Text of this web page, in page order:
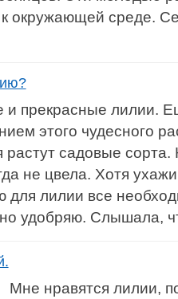
окружающей среде.
прекрасные лилии.
этого чудесного
растут садовые
не цвела. Хотя
для лилии все
удобряю. Слышала,
Мне нравятся лилии,